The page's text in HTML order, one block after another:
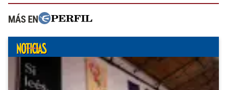
MÁS EN